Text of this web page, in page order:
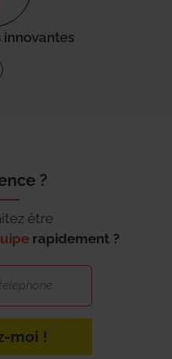
innovantes
?
être
rapidement ?
moi !